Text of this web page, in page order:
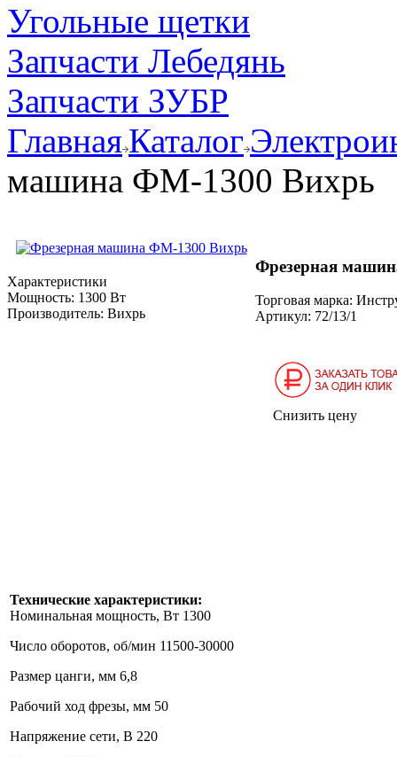
Угольные щетки
Запчасти Лебедянь
Запчасти ЗУБР
ГлавнаяКаталог
машина ФМ-1300 Вихрь
Характеристики
Мощность: 1300 Вт
Производитель: Вихрь
Фрезерная
Торговая марка:
Артикул: 72/13/1
Снизить цену
Технические характеристики:
Номинальная мощность, Вт 1300
Число оборотов, об/мин 11500-30000
Размер цанги, мм 6,8
Рабочий ход фрезы, мм 50
Напряжение сети, В 220